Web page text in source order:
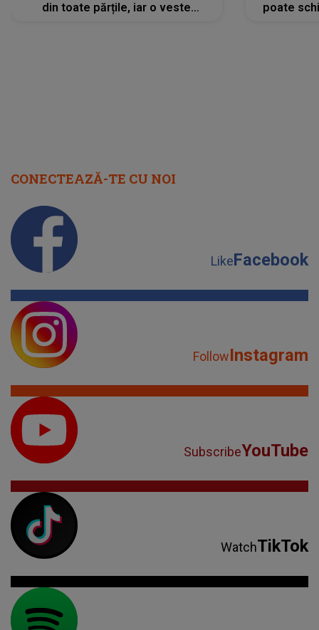
din toate părțile, iar o veste
poate
CONECTEAZĂ-TE CU NOI
LikeFacebook
FollowInstagram
SubscribeYouTube
WatchTikTok